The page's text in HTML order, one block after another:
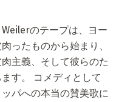
のテープは、ヨー
ったものから始まり、
主義、そして彼らのた
す。 コメディとして
パへの本当の賛美歌に